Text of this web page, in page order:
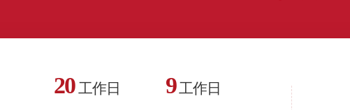
20工作日 9工作日